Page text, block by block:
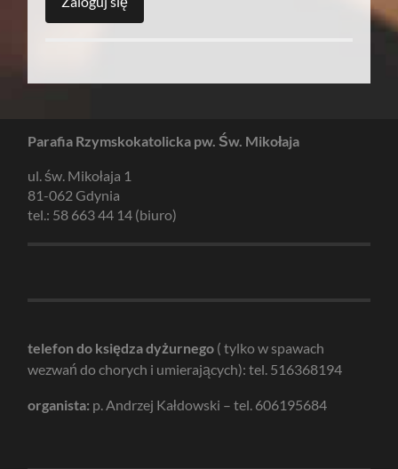
Parafia Rzymskokatolicka pw. Św. Mikołaja
ul. św. Mikołaja 1
81-062 Gdynia
tel.: 58 663 44 14 (biuro)
telefon do księdza dyżurnego ( tylko w spawach
wezwań do chorych i umierających): tel. 516368194
organista: p. Andrzej Kałdowski – tel. 606195684